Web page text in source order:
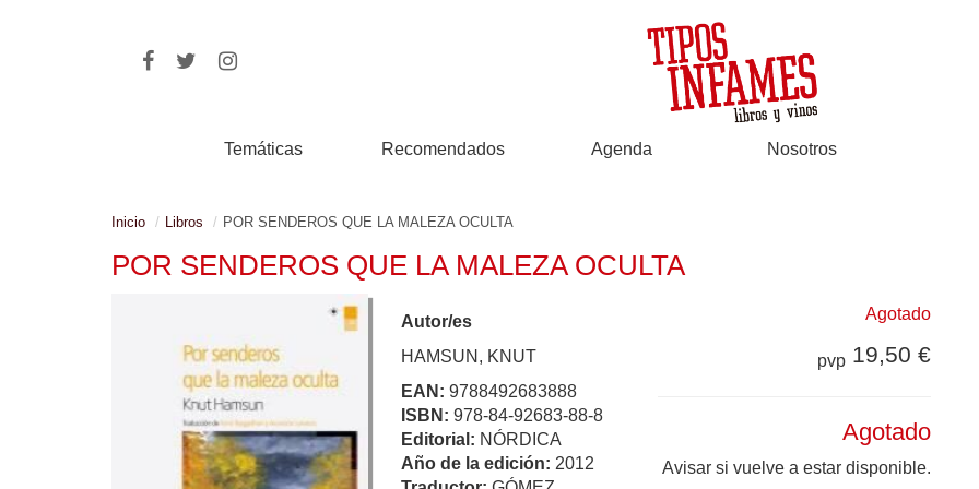
Temáticas Recomendados Agenda Nosotros
Inicio Libros POR SENDEROS QUE LA MALEZA OCULTA
POR SENDEROS QUE LA MALEZA OCULTA
Autor/es
HAMSUN, KNUT
EAN: 9788492683888
ISBN: 978-84-92683-88-8
Editorial: NÓRDICA
Año de la edición: 2012
Agotado
pvp 19,50 €
Agotado
Avisar si vuelve a estar disponible.